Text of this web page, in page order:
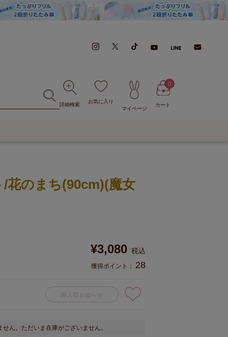
詳細検索
お気に入り
マイページ
カート
0
/花のまち(90cm)(魔女
¥3,080 税込
獲得ポイント： 28
再入荷お知らせ
せん。ただいま在庫がございません。